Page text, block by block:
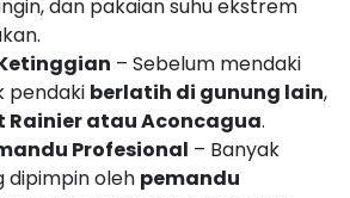
dan Ekosistem
oleh Denali National Park
memiliki
beragam flora dan